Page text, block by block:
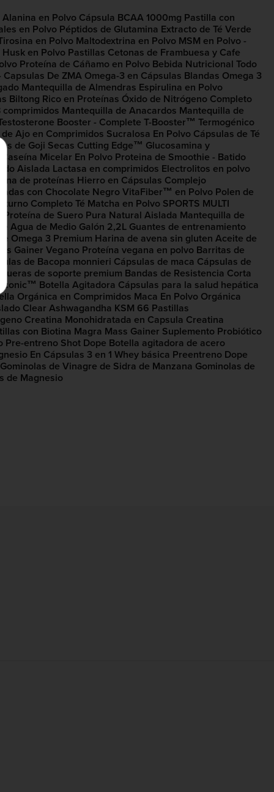
Alanina en Polvo Cápsula BCAA​ 1000mg Pastilla con
en Polvo Péptidos de Glutamina Extracto de Té Verde
en Polvo Maltodextrina en Polvo MSM en Polvo -
en Polvo Pastillas Cetonas de Frambuesa​ y Cafe
Proteína de Cáñamo en Polvo Bebida Nutricional Todo
De ZMA Omega-3 en Cápsulas Blandas Omega 3
Mantequilla de Almendras Espirulina en Polvo
Biltong Rico en Proteínas Óxido de Nitrógeno Completo
Mantequilla de Anacardos Mantequilla de
Booster​ - Complete T-Booster™ Termogénico
Ajo en Comprimidos Sucralosa En Polvo Cápsulas de Té
de Goji Secas Cutting Edge™ Glucosamina y
Micelar En Polvo Proteina de Smoothie - Batido
Aislada Lactasa en comprimidos Electrolitos en polvo
de proteínas Hierro en Cápsulas Complejo
con Chocolate Negro VitaFiber™ en Polvo Polen de
Completo Té Matcha en Polvo​ SPORTS MULTI
Proteína de Suero Pura Natural Aislada Mantequilla de
Agua de Medio Galón 2,2L Guantes de entrenamiento
Omega 3 Premium Harina de avena sin gluten Aceite de
Gainer Vegano Proteína vegana en polvo Barritas de
de Bacopa monnieri Cápsulas de maca Cápsulas de
de soporte premium Bandas de Resistencia Corta
Iconic™ Botella Agitadora Cápsulas para la salud hepática
Orgánica en Comprimidos Maca En Polvo Orgánica
Clear Ashwagandha KSM 66 Pastillas
Creatina Monohidratada en Capsula Creatina
con Biotina Magra Mass Gainer Suplemento Probiótico
Pre-entreno Shot Dope Botella agitadora de acero
En Cápsulas​ 3 en 1 Whey básica Preentreno Dope
Gominolas de Vinagre de Sidra de Manzana Gominolas de
de Magnesio